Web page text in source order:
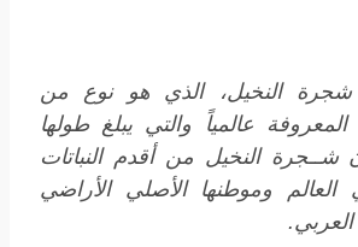
شجرة النخيل، الذي هو نوع من
المعروفة عالمياً والتي يبلغ طولها
م. إن شــجرة النخيل من أقدم النباتات
وموطنها الأصلي الأراضي
العربي.